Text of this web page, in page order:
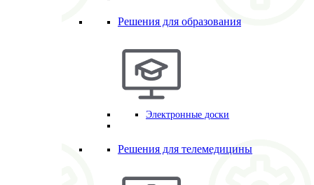
Решения для образования
Электронные доски
Решения для телемедицины